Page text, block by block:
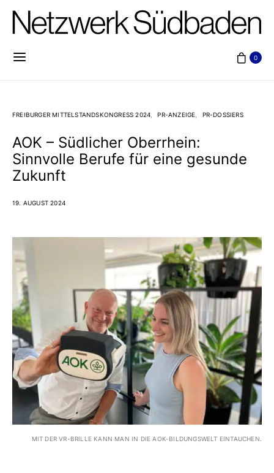
0
FREIBURGER MITTELSTANDSKONGRESS 2024 PR-ANZEIGE PR-DOSSIERS
AOK – Südlicher Oberrhein:
Sinnvolle Berufe für eine gesunde
Zukunft
19. AUGUST 2024
MIT DER VR-BRILLE KANN MAN IN DIE AOK-BILDUNGSWELT EINTAUCHEN.